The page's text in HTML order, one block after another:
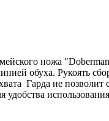
ножа
обуха. Рукоять
Гарда не позволит